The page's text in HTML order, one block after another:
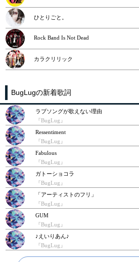
ひとりごと。
Rock Band Is Not Dead
カラクリリック
BugLugの新着歌詞
ラブソングが歌えない理由
『BugLug』
Ressentiment
『BugLug』
Fabulous
『BugLug』
ガトーショコラ
『BugLug』
「アーティストのフリ」
『BugLug』
GUM
『BugLug』
♪えいりあん♪
『BugLug』